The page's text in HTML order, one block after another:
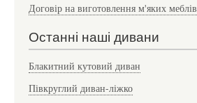
Договір на виготовлення м'яких меблів
Останні наші дивани
Блакитний кутовий диван
Півкруглий диван-ліжко